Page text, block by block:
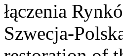
łączenia
Szwecja-